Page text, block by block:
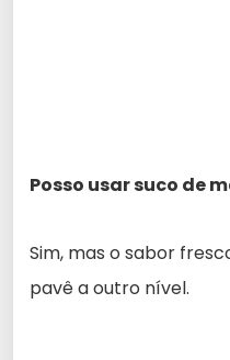
Posso usar suco de
Sim, mas o sabor
pavê a outro nível.